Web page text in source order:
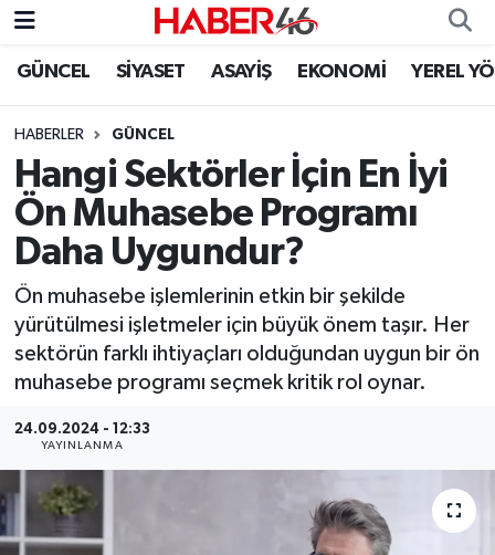
GÜNCEL SİYASET ASAYİŞ EKONOMİ YEREL
HABERLER GÜNCEL
Hangi Sektörler İçin En İyi
Ön Muhasebe Programı
Daha Uygundur?
Ön muhasebe işlemlerinin etkin bir şekilde
yürütülmesi işletmeler için büyük önem taşır. Her
sektörün farklı ihtiyaçları olduğundan uygun bir ön
muhasebe programı seçmek kritik rol oynar.
24.09.2024 - 12:33
YAYINLANMA
GÜNCEL
SİYASET
EKONOMİ
SPOR
YAŞAM
TEKNOLOJİ
SAĞLIK
İLÇE HABERLERİ
Nöbetçi Eczaneler
Hava Durumu
Kahramanmaraş Namaz Vakitleri
Trafik Durumu
Süper Lig Puan Durumu ve Fikstür
Tüm Manşetler
Son Dakika Haberleri